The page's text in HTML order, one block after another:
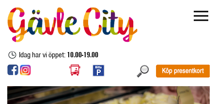
Idag har vi öppet:10.00-19.00